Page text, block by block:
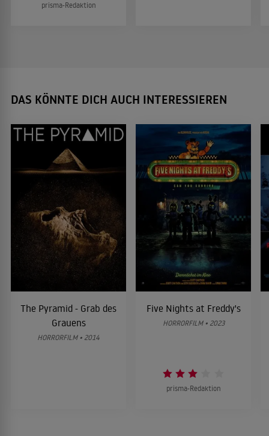
prisma-Redaktion
DAS KÖNNTE DICH AUCH INTERESSIEREN
The Pyramid - Grab des
Grauens
HORRORFILM • 2014
Five Nights at Freddy's
HORRORFILM • 2023
prisma-Redaktion